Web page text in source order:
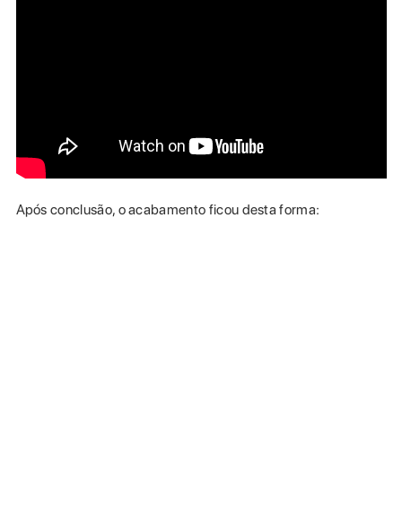
Após conclusão, o acabamento ficou desta forma: